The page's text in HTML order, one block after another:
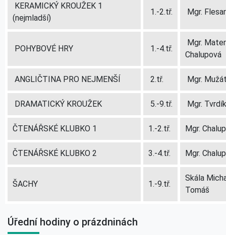
KERAMICKÝ KROUŽEK 1
(nejmladší)
1.-2.tř. Mgr.
POHYBOVÉ HRY 1.-4.tř.
Mgr.
Chalupová
ANGLIČTINA PRO NEJMENŠÍ 2.tř. Mgr.
DRAMATICKÝ KROUŽEK 5.-9.tř. Mgr.
ČTENÁŘSKÉ KLUBKO 1 1.-2.tř. Mgr.
ČTENÁŘSKÉ KLUBKO 2 3.-4.tř. Mgr.
ŠACHY 1.-9.tř.
Skála
Tomáš
Úřední hodiny o prázdninách